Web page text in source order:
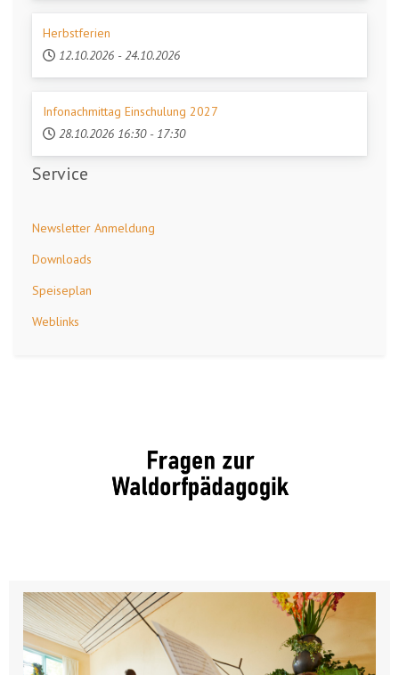
Herbstferien
12.10.2026 - 24.10.2026
Infonachmittag Einschulung 2027
28.10.2026 16:30 - 17:30
Service
Newsletter Anmeldung
Downloads
Speiseplan
Weblinks